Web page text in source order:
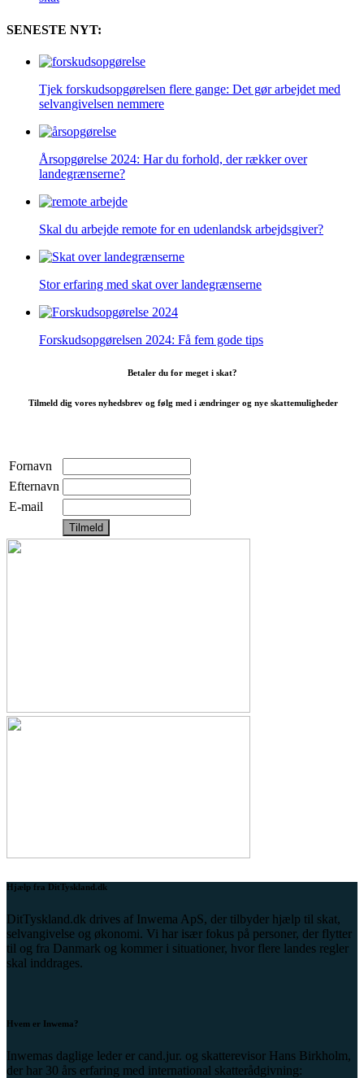
SENESTE NYT:
Tjek forskudsopgørelsen flere gange: Det gør arbejdet med
selvangivelsen nemmere
Årsopgørelse 2024: Har du forhold, der rækker over
landegrænserne?
Skal du arbejde remote for en udenlandsk arbejdsgiver?
Stor erfaring med skat over landegrænserne
Forskudsopgørelsen 2024: Få fem gode tips
Betaler du for meget i skat?
Tilmeld dig vores nyhedsbrev og følg med i ændringer og nye skattemuligheder
Fornavn
Efternavn
E-mail
Hjælp fra DitTyskland.dk
DitTyskland.dk drives af Inwema ApS, der tilbyder hjælp til skat,
selvangivelse og økonomi. Vi har især fokus på personer, der flytter
til og fra Danmark og kommer i situationer, hvor flere landes regler
skal inddrages.
Hvem er Inwema?
Inwemas daglige leder er cand.jur. og skatterevisor Hans Birkholm,
der har 30 års erfaring med international skatterådgivning: